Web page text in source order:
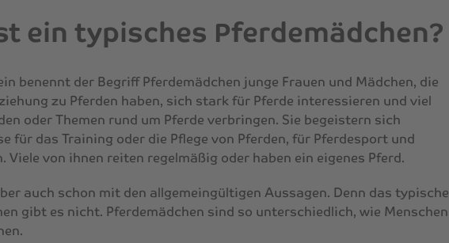
ein typisches Pferdemädchen?
benennt der BegriffPferdemädchen junge Frauen und Mädchen, die
zu Pferden haben, sich stark für Pferde interessieren und viel
oder Themen rund um Pferde verbringen. Sie begeistern sich
für das Training oder die Pflege von Pferden, für Pferdesport und
Viele von ihnen reiten regelmäßig oder haben ein eigenes Pferd.
auch schon mit den allgemeingültigen Aussagen. Denn das typische
gibt es nicht. Pferdemädchen sind so unterschiedlich, wie Menschen